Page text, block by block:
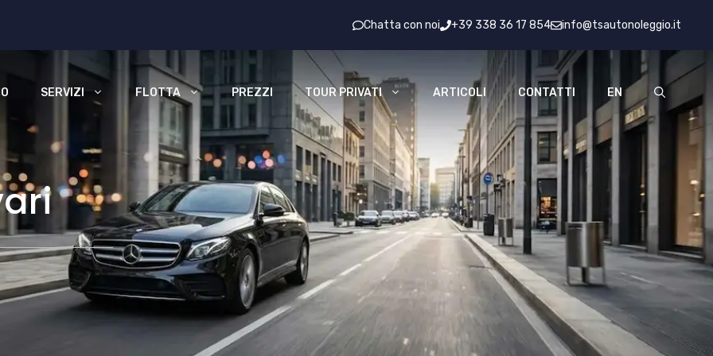
Chatta con noi +39 338 36 17 854 info@tsautonoleggio.it
SERVIZI FLOTTA PREZZI TOUR PRIVATI ARTICOLI CONTATTI EN